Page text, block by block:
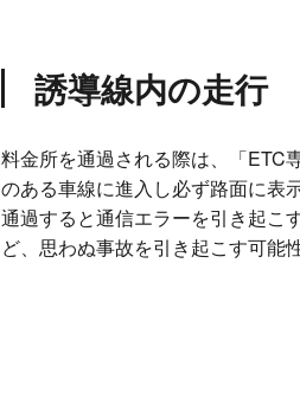
誘導線内の走行
料金所を通過される際は、「ETC
のある車線に進入し必ず路面に表
通過すると通信エラーを引き起こ
ど、思わぬ事故を引き起こす可能